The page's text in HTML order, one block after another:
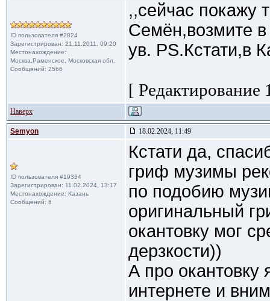
ID пользователя #2824
Зарегистрирован: 21.11.2011, 09:20
Местонахождение:
Москва,Раменское, Московская обл.
Сообщений: 2566
,,сейчас покажу
Семён,возмите в
ув. PS.Кстати,в
[ Редактирование
Наверх
Semyon 18.02.2024, 11:49
ID пользователя #19334
Зарегистрирован: 11.02.2024, 13:17
Местонахождение: Казань
Сообщений: 6
Кстати да,
гриф музимы
по подобию
оригинальный
окантовку мог
дерзкости))
А про окантовку
интернете и